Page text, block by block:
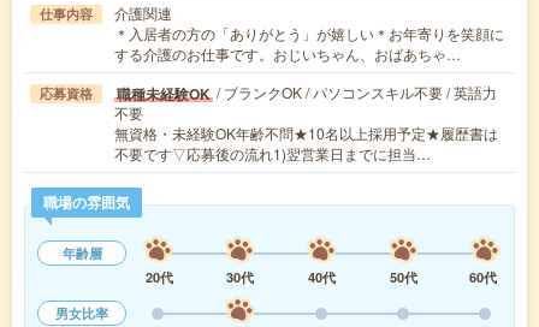
仕事内容
介護関連
＊入居者の方の「ありがとう」が嬉しい＊お年寄りを笑顔に
する介護のお仕事です。おじいちゃん、おばあちゃ…
応募資格 職種未経験OK / ブランクOK / パソコンスキル不要 / 英語力
不要
無資格・未経験OK年齢不問★10名以上採用予定★履歴書は
不要です▽応募後の流れ1)翌営業日までに担当…
職場の雰囲気
年齢層
20代
30代 40代 50代
60代
男女比率